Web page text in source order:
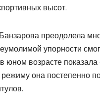
высот.
преодолела
упорности
юном возрасте
она постепенно